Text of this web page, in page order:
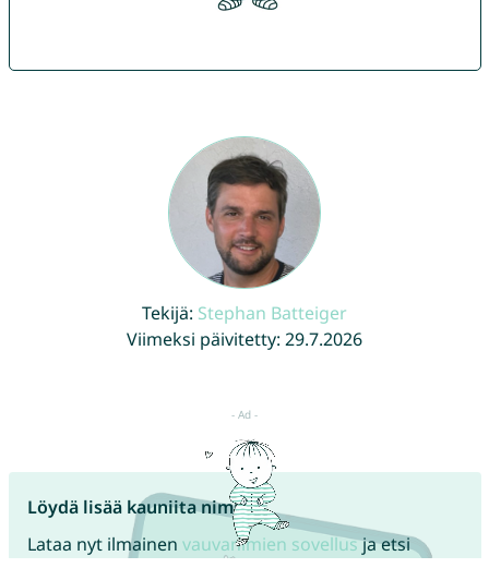
Tekijä: Stephan Batteiger
Viimeksi päivitetty: 29.7.2026
Löydä lisää kauniita nimiä!
Lataa nyt ilmainen vauvanimien sovellusja etsi